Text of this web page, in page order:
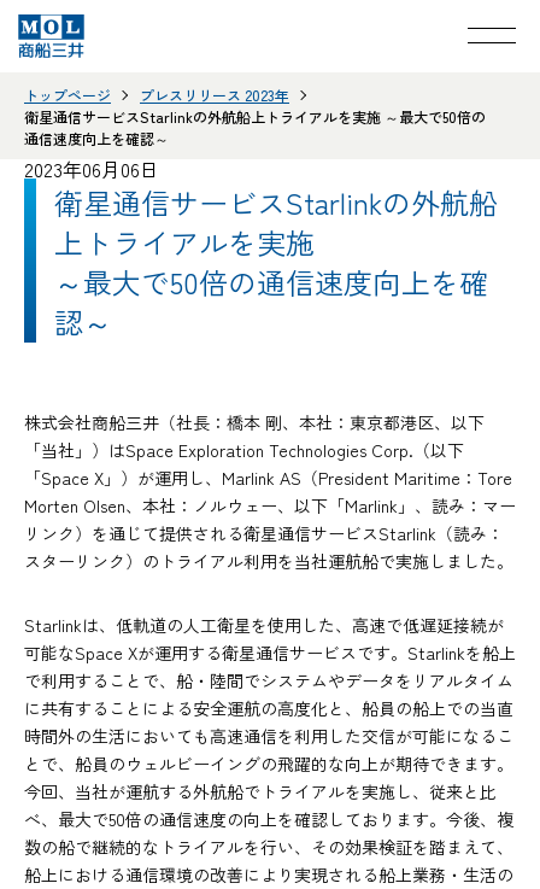
トップページ
プレスリリース 2023年
衛星通信サービスStarlinkの外航船上トライアルを実施 ～最大で50倍の
通信速度向上を確認～
2023年06月06日
衛星通信サービスStarlinkの外航船
上トライアルを実施
～最大で50倍の通信速度向上を確
認～
株式会社商船三井（社長：橋本 剛、本社：東京都港区、以下
「当社」）はSpace Exploration Technologies Corp.（以下
「Space X」）が運用し、Marlink AS（President Maritime：Tore
Morten Olsen、本社：ノルウェー、以下「Marlink」、読み：マー
リンク）を通じて提供される衛星通信サービスStarlink（読み：
スターリンク）のトライアル利用を当社運航船で実施しました。
Starlinkは、低軌道の人工衛星を使用した、高速で低遅延接続が
可能なSpace Xが運用する衛星通信サービスです。Starlinkを船上
で利用することで、船・陸間でシステムやデータをリアルタイム
に共有することによる安全運航の高度化と、船員の船上での当直
時間外の生活においても高速通信を利用した交信が可能になるこ
とで、船員のウェルビーイングの飛躍的な向上が期待できます。
今回、当社が運航する外航船でトライアルを実施し、従来と比
べ、最大で50倍の通信速度の向上を確認しております。今後、複
数の船で継続的なトライアルを行い、その効果検証を踏まえて、
船上における通信環境の改善により実現される船上業務・生活の